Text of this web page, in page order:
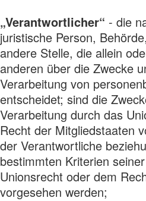
„Verantwortlicher“ - die
juristische Person,
andere Stelle, die allein
anderen über die Zwecke
Verarbeitung von
entscheidet; sind die
Verarbeitung durch das
Recht der Mitgliedstaaten
der Verantwortliche
bestimmten Kriterien
Unionsrecht oder dem
vorgesehen werden;